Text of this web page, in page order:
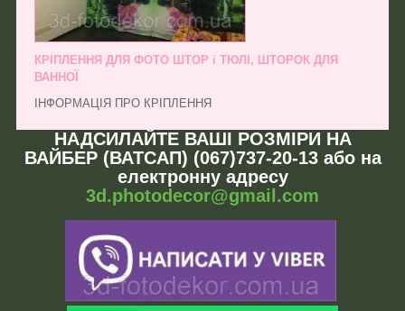
КРІПЛЕННЯ ДЛЯ ФОТО ШТОР і ТЮЛІ, ШТОРОК ДЛЯ
ВАННОЇ
ІНФОРМАЦІЯ ПРО КРІПЛЕННЯ
НАДСИЛАЙТЕ ВАШІ РОЗМІРИ НА
ВАЙБЕР (ВАТСАП) (067)737-20-13 або на
електронну адресу
3d.photodecor@gmail.com